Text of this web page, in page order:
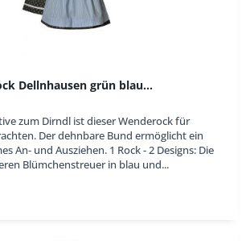
Dellnhausen grün blau...
zum Dirndl ist dieser Wenderock für
Der dehnbare Bund ermöglicht ein
An- und Ausziehen. 1 Rock - 2 Designs: Die
Blümchenstreuer in blau und...